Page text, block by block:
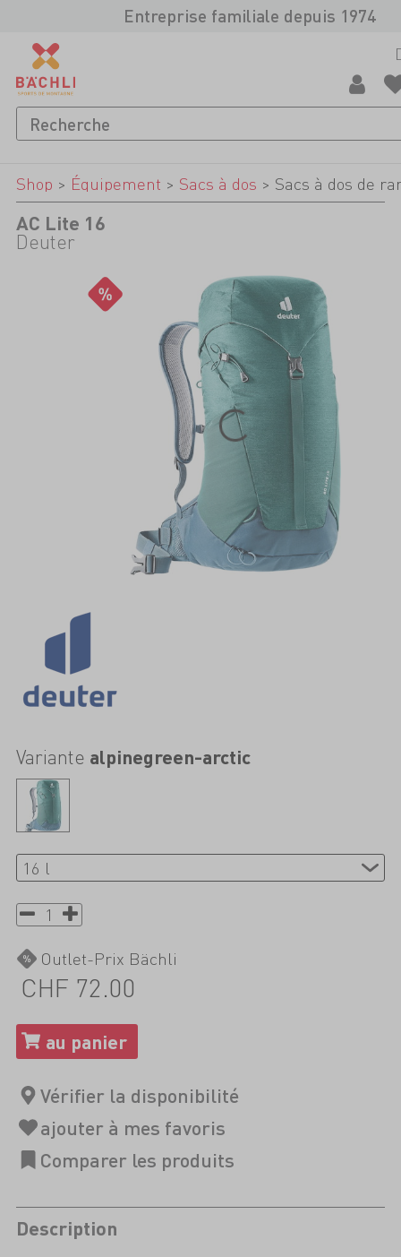
Entreprise familiale depuis 1974
Shop > Équipement > Sacs à dos > Sacs à dos de
AC Lite 16
Deuter
Variante alpinegreen-arctic
Outlet-Prix Bächli
CHF 72.00
Description